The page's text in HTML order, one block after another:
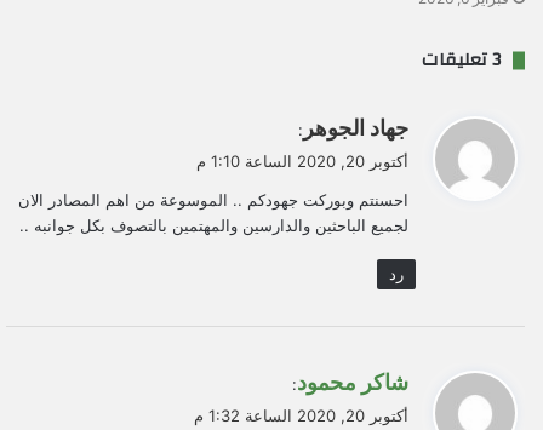
‫3 تعليقات
ي
ق
ل
جهاد الجوهر :
أكتوبر 20, 2020 الساعة 1:10 م
احسنتم وبوركت جهودكم .. الموسوعة من اهم المصادر الان
لجميع الباحثين والدارسين والمهتمين بالتصوف بكل جوانبه ..
رد
ي
ق
شاكر محمود:
أكتوبر 20, 2020 الساعة 1:32 م